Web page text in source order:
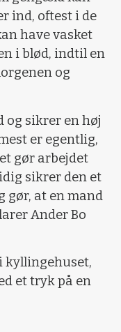
ind, oftest i de
have vasket
i blød, indtil en
og
og sikrer en høj
er egentlig,
gør arbejdet
sikrer den et
gør, at en mand
Ander Bo
kyllingehuset,
et tryk på en